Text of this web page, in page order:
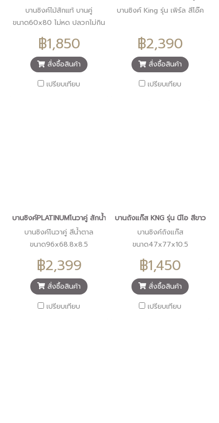
บานซิงค์ไม้สักแท้ บานคู่
ขนาด60x80 ไม่หด ปลวกไม่กิน
เพิ่มความสวยงาม ให้ความรู้สึก
เป็นธรรมชาติ
฿1,850
สั่งซื้อสินค้า
เปรียบเทียบ
บานซิงค์ King รุ่น เพิร์ล สีโอ๊ค
฿2,390
สั่งซื้อสินค้า
เปรียบเทียบ
บานซิงค์PLATINUMโนวาคู่ สักน้ำตาล
บานซิงค์โนวาคู่ สีน้ำตาล
ขนาด96x68.8x8.5
฿2,399
สั่งซื้อสินค้า
เปรียบเทียบ
บานถังแก๊ส KNG รุ่น นีโอ สีขาว
บานซิงค์ถังแก๊ส
ขนาด47x77x10.5
฿1,450
สั่งซื้อสินค้า
เปรียบเทียบ